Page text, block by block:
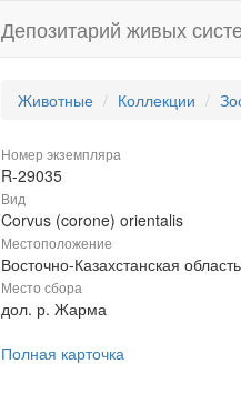
Депозитарий живых
Животные Коллекции
Номер экземпляра
R-29035
Вид
Corvus (corone) orientalis
Местоположение
Восточно-Казахстанская
Место сбора
дол. р. Жарма
Полная карточка